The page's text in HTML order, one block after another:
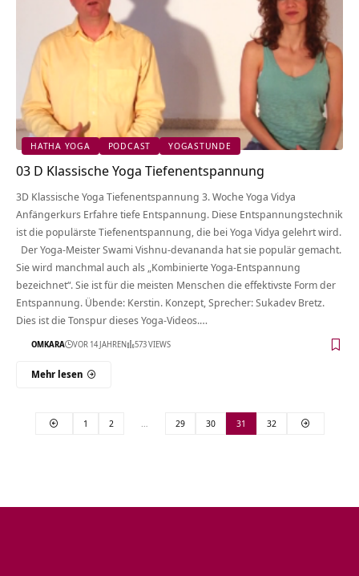
HATHA YOGA PODCAST YOGASTUNDE
03 D Klassische Yoga Tiefenentspannung
3D Klassische Yoga Tiefenentspannung 3. Woche Yoga Vidya
Anfängerkurs Erfahre tiefe Entspannung. Diese Entspannungstechnik
ist die populärste Tiefenentspannung, die bei Yoga Vidya gelehrt wird.
Der Yoga-Meister Swami Vishnu-devananda hat sie populär gemacht.
Sie wird manchmal auch als „Kombinierte Yoga-Entspannung
bezeichnet“. Sie ist für die meisten Menschen die effektivste Form der
Entspannung. Übende: Kerstin. Konzept, Sprecher: Sukadev Bretz.
Dies ist die Tonspur dieses Yoga-Videos.…
OMKARA VOR 14 JAHREN 573 VIEWS
Mehr lesen
1 2 29 30 31 32